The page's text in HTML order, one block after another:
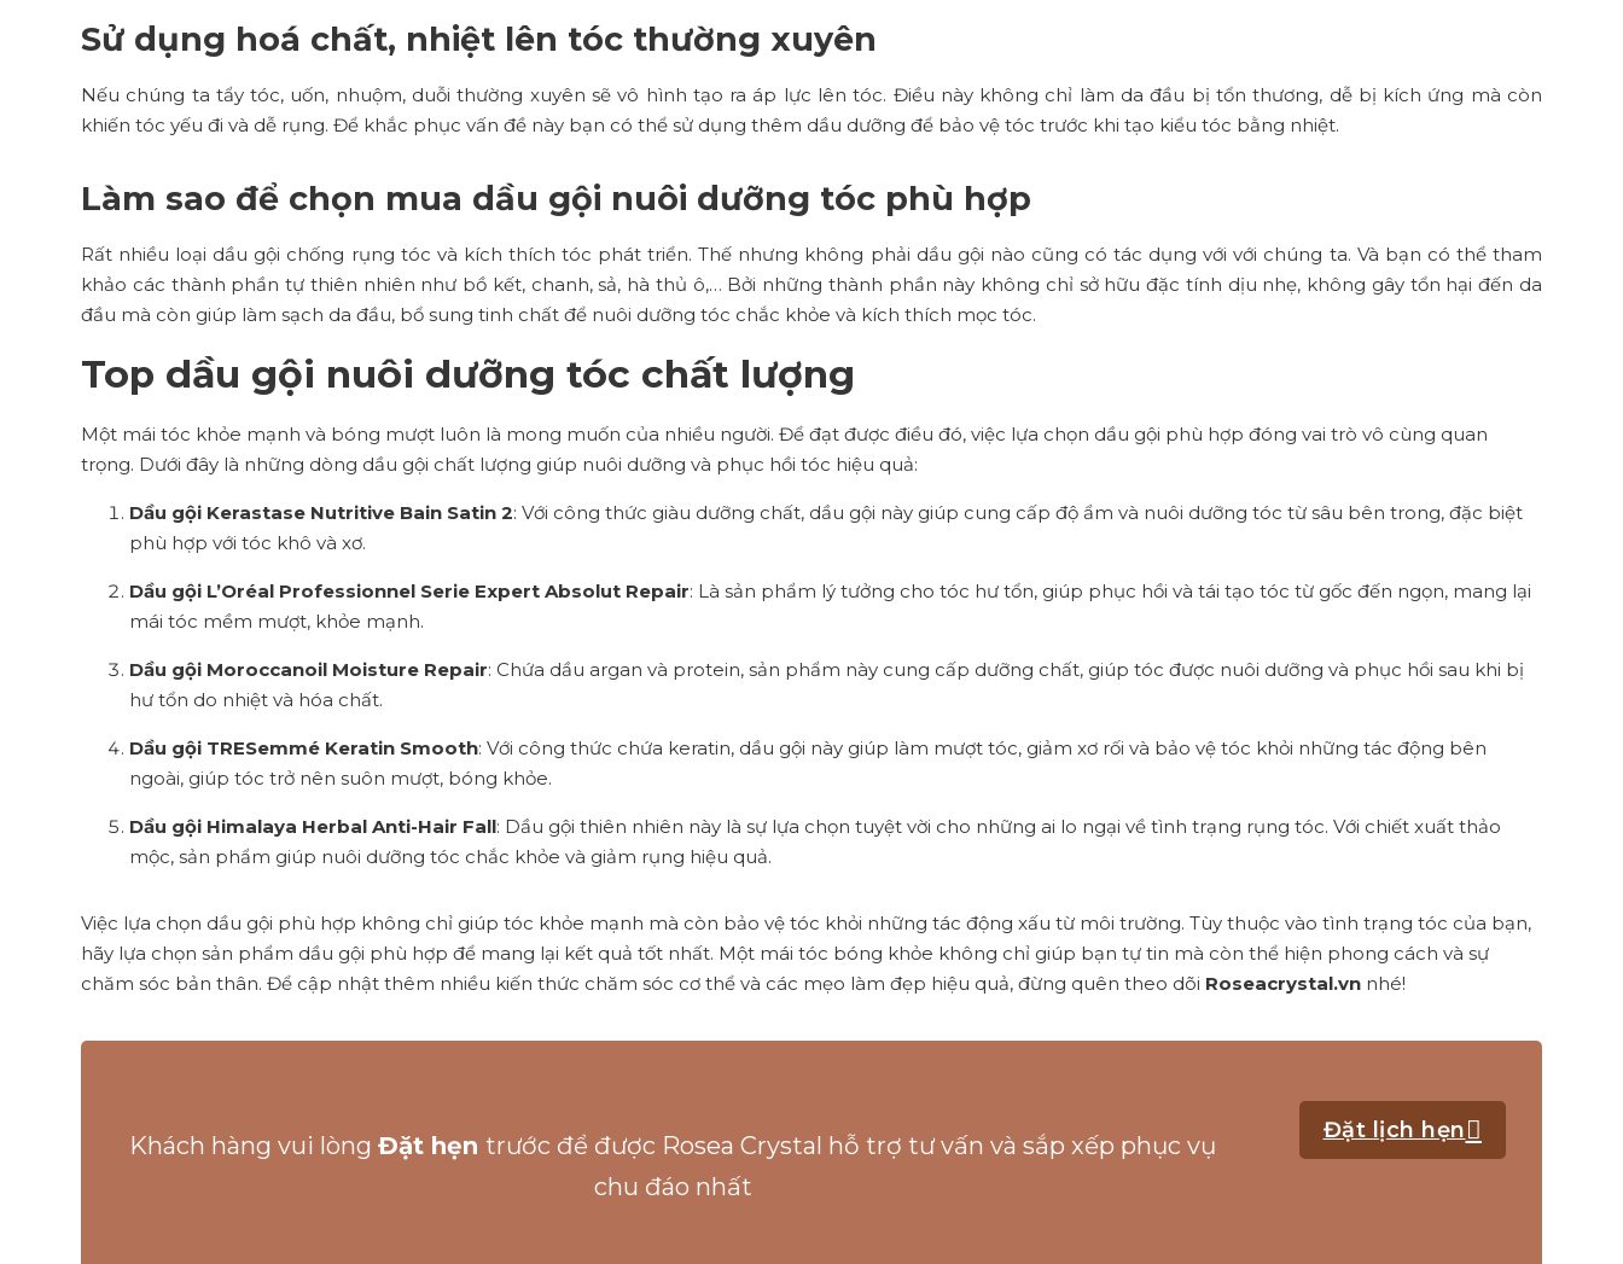
Sử dụng hoá chất, nhiệt lên tóc thường xuyên
Nếu chúng ta tẩy tóc, uốn, nhuộm, duỗi thường xuyên sẽ vô hình tạo ra áp lực lên tóc. Điều này không chỉ làm da đầu bị tổn thương, dễ bị kích ứng mà còn
khiến tóc yếu đi và dễ rụng. Để khắc phục vấn đề này bạn có thể sử dụng thêm dầu dưỡng để bảo vệ tóc trước khi tạo kiểu tóc bằng nhiệt.
Làm sao để chọn mua dầu gội nuôi dưỡng tóc phù hợp
Rất nhiều loại dầu gội chống rụng tóc và kích thích tóc phát triển. Thế nhưng không phải dầu gội nào cũng có tác dụng với với chúng ta. Và bạn có thể tham
khảo các thành phần tự thiên nhiên như bồ kết, chanh, sả, hà thủ ô,… Bởi những thành phần này không chỉ sở hữu đặc tính dịu nhẹ, không gây tổn hại đến da
đầu mà còn giúp làm sạch da đầu, bổ sung tinh chất để nuôi dưỡng tóc chắc khỏe và kích thích mọc tóc.
Top dầu gội nuôi dưỡng tóc chất lượng
Một mái tóc khỏe mạnh và bóng mượt luôn là mong muốn của nhiều người. Để đạt được điều đó, việc lựa chọn dầu gội phù hợp đóng vai trò vô cùng quan
trọng. Dưới đây là những dòng dầu gội chất lượng giúp nuôi dưỡng và phục hồi tóc hiệu quả:
Dầu gội Kerastase Nutritive Bain Satin 2: Với công thức giàu dưỡng chất, dầu gội này giúp cung cấp độ ẩm và nuôi dưỡng tóc từ sâu bên trong, đặc biệt
phù hợp với tóc khô và xơ.
Dầu gội L’Oréal Professionnel Serie Expert Absolut Repair: Là sản phẩm lý tưởng cho tóc hư tổn, giúp phục hồi và tái tạo tóc từ gốc đến ngọn, mang lại
mái tóc mềm mượt, khỏe mạnh.
Dầu gội Moroccanoil Moisture Repair: Chứa dầu argan và protein, sản phẩm này cung cấp dưỡng chất, giúp tóc được nuôi dưỡng và phục hồi sau khi bị
hư tổn do nhiệt và hóa chất.
Dầu gội TRESemmé Keratin Smooth: Với công thức chứa keratin, dầu gội này giúp làm mượt tóc, giảm xơ rối và bảo vệ tóc khỏi những tác động bên
ngoài, giúp tóc trở nên suôn mượt, bóng khỏe.
Dầu gội Himalaya Herbal Anti-Hair Fall: Dầu gội thiên nhiên này là sự lựa chọn tuyệt vời cho những ai lo ngại về tình trạng rụng tóc. Với chiết xuất thảo
mộc, sản phẩm giúp nuôi dưỡng tóc chắc khỏe và giảm rụng hiệu quả.
Việc lựa chọn dầu gội phù hợp không chỉ giúp tóc khỏe mạnh mà còn bảo vệ tóc khỏi những tác động xấu từ môi trường. Tùy thuộc vào tình trạng tóc của bạn,
hãy lựa chọn sản phẩm dầu gội phù hợp để mang lại kết quả tốt nhất. Một mái tóc bóng khỏe không chỉ giúp bạn tự tin mà còn thể hiện phong cách và sự
chăm sóc bản thân. Để cập nhật thêm nhiều kiến thức chăm sóc cơ thể và các mẹo làm đẹp hiệu quả, đừng quên theo dõi Roseacrystal.vn nhé!
Khách hàng vui lòng Đặt hẹn trước để được Rosea Crystal hỗ trợ tư vấn và sắp xếp phục vụ
chu đáo nhất
Đặt lịch hẹn